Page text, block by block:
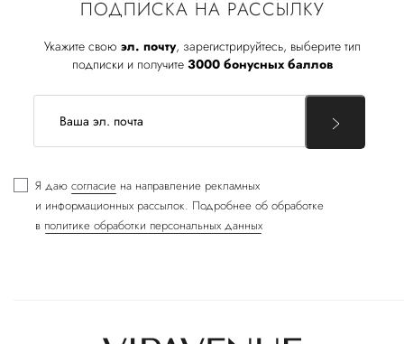
ПОДПИСКА НА РАССЫЛКУ
Укажите свою эл. почту, зарегистрируйтесь, выберите тип
подписки и получите 3000 бонусных баллов
Я даю согласие на направление рекламных
и информационных рассылок. Подробнее об обработке
в политике обработки персональных данных